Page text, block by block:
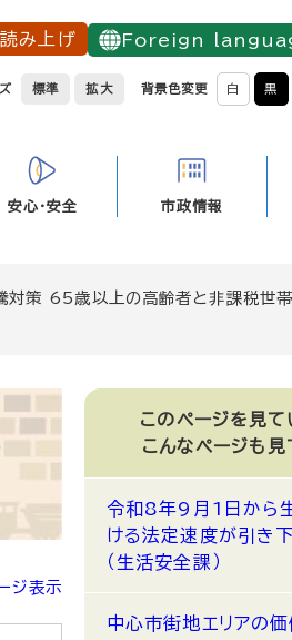
み上げ Foreign
標準 拡大 背景色変更 白 黒
安心・安全 市政情報
騰対策 65歳以上の高齢者と非課税世
ジ表示
このページを見て
こんなページも見
令和8年9月1日から
ける法定速度が引き
（生活安全課）
中心市街地エリアの